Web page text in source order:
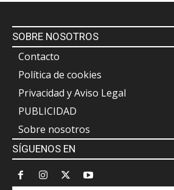
SOBRE NOSOTROS
Contacto
Política de cookies
Privacidad y Aviso Legal
PUBLICIDAD
Sobre nosotros
SÍGUENOS EN